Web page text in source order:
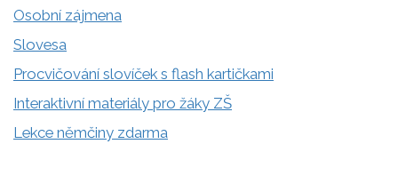
Osobní zájmena
Slovesa
Procvičování slovíček s flash kartičkami
Interaktivní materiály pro žáky ZŠ
Lekce němčiny zdarma